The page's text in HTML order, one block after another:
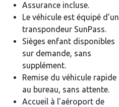
Assurance incluse.
Le véhicule est équipé d’un
transpondeur SunPass.
Sièges enfant disponibles
sur demande, sans
supplément.
Remise du véhicule rapide
au bureau, sans attente.
Accueil à l’aéroport de